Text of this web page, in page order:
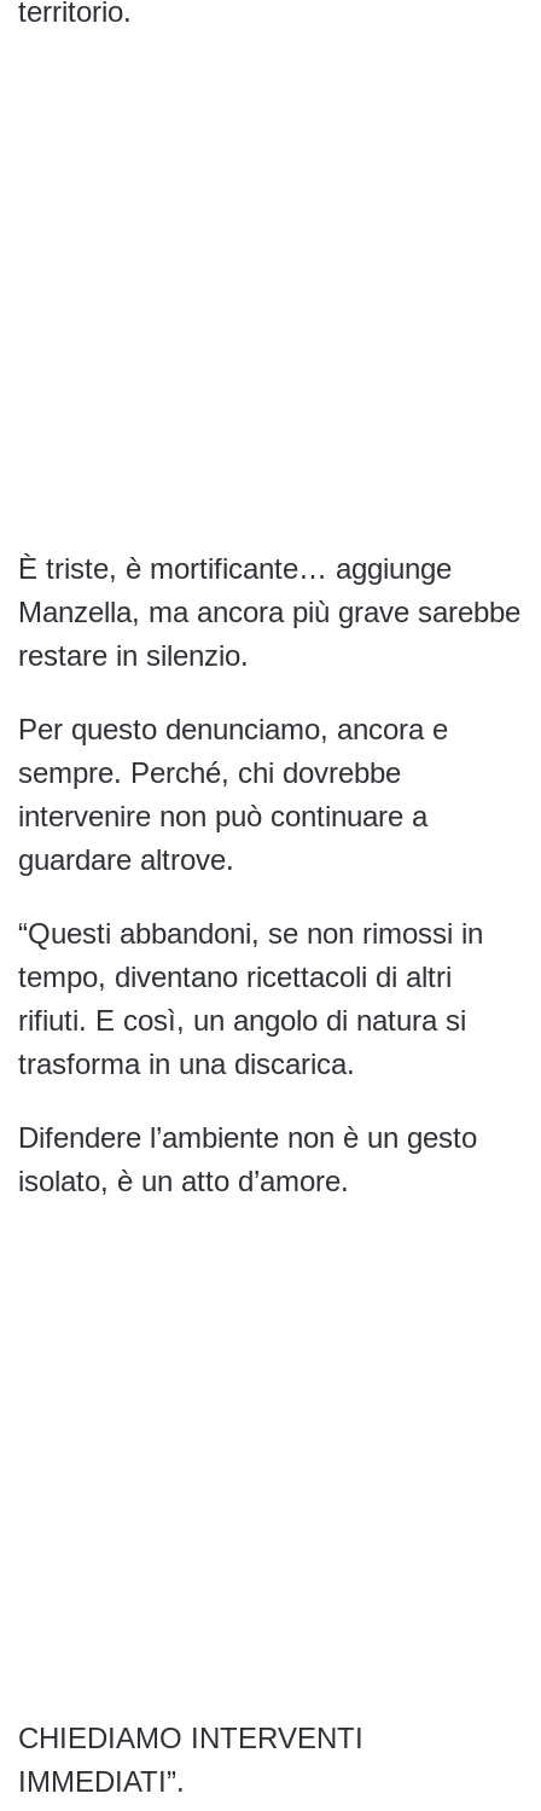
territorio.
È triste, è mortificante… aggiunge
Manzella, ma ancora più grave sarebbe
restare in silenzio.
Per questo denunciamo, ancora e
sempre. Perché, chi dovrebbe
intervenire non può continuare a
guardare altrove.
“Questi abbandoni, se non rimossi in
tempo, diventano ricettacoli di altri
rifiuti. E così, un angolo di natura si
trasforma in una discarica.
Difendere l’ambiente non è un gesto
isolato, è un atto d’amore.
CHIEDIAMO INTERVENTI
IMMEDIATI”.